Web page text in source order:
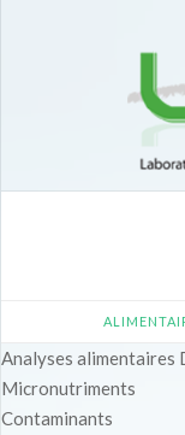
HOME
Analyses alimentaires
Micronutriments
Contaminants